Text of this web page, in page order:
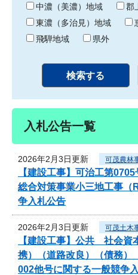
中濃（美濃）地域
郡
東濃（多治見）地域
飛騨地域
県外
入札公告一覧
2026年2月3日更新 可茂農林
【建設工事】可治工第
総合対策事業小三地工事（
争入札公告
2026年2月3日更新 可茂土木
【建設工事】公共 社会資
携）（道路改良）（債務
002他号に関する一般競争